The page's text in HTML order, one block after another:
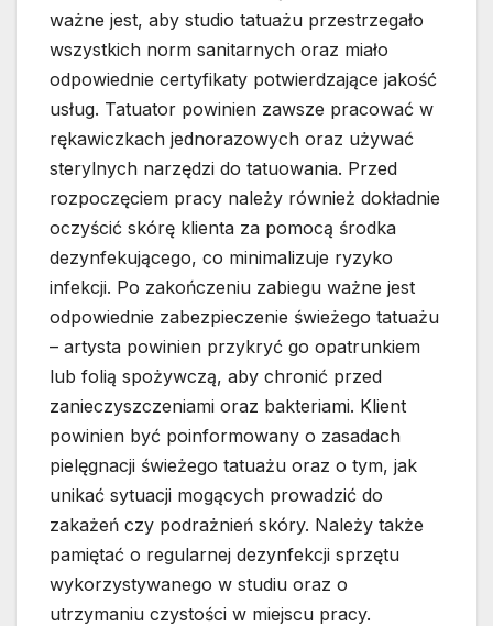
ważne jest, aby studio tatuażu przestrzegało
wszystkich norm sanitarnych oraz miało
odpowiednie certyfikaty potwierdzające jakość
usług. Tatuator powinien zawsze pracować w
rękawiczkach jednorazowych oraz używać
sterylnych narzędzi do tatuowania. Przed
rozpoczęciem pracy należy również dokładnie
oczyścić skórę klienta za pomocą środka
dezynfekującego, co minimalizuje ryzyko
infekcji. Po zakończeniu zabiegu ważne jest
odpowiednie zabezpieczenie świeżego tatuażu
– artysta powinien przykryć go opatrunkiem
lub folią spożywczą, aby chronić przed
zanieczyszczeniami oraz bakteriami. Klient
powinien być poinformowany o zasadach
pielęgnacji świeżego tatuażu oraz o tym, jak
unikać sytuacji mogących prowadzić do
zakażeń czy podrażnień skóry. Należy także
pamiętać o regularnej dezynfekcji sprzętu
wykorzystywanego w studiu oraz o
utrzymaniu czystości w miejscu pracy.